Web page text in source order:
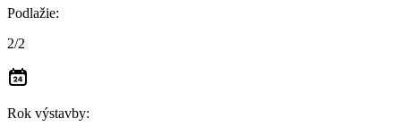
Podlažie:
2/2
Rok výstavby: